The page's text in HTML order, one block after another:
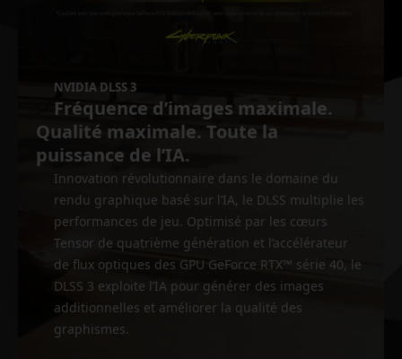
NVIDIA DLSS 3
Fréquence d’images maximale.
Qualité maximale. Toute la
puissance de l’IA.
Innovation révolutionnaire dans le domaine du
rendu graphique basé sur l’IA, le DLSS multiplie les
performances de jeu. Optimisé par les cœurs
Tensor de quatrième génération et l’accélérateur
de flux optiques des GPU GeForce RTX™ série 40, le
DLSS 3 exploite l’IA pour générer des images
additionnelles et améliorer la qualité des
graphismes.